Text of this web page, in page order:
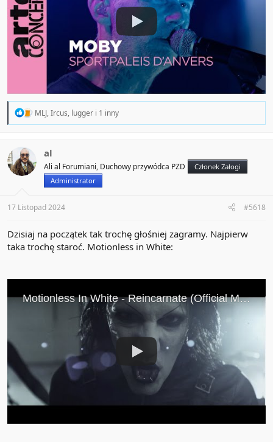
R
i
o
MLJ,Ircus, lugger i 1 inny
al
Ali al Forumiani, Duchowy przywódca PZD
Członek Załogi
Administrator
17 Listopad 2024 #5618
Dzisiaj na początek tak trochę głośniej zagramy. Najpierw
taka trochę staroć. Motionless in White: